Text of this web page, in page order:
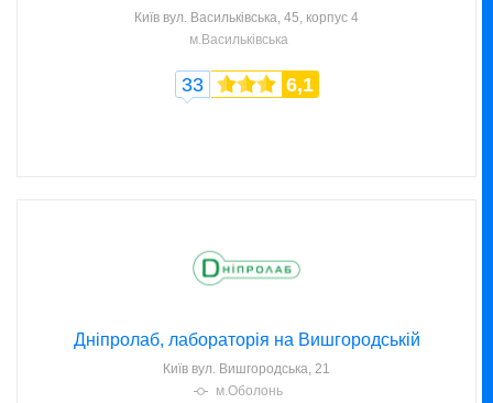
Київ вул. Васильківська, 45, корпус 4
м.Васильківська
33 6,1
Дніпролаб, лабораторія на Вишгородській
Київ вул. Вишгородська, 21
м.Оболонь